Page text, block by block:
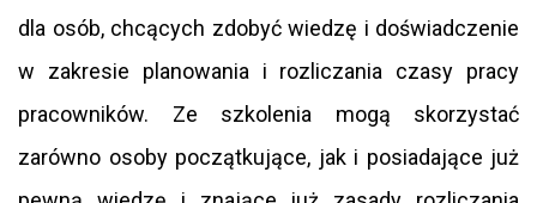
dla osób, chcących zdobyć wiedzę i doświadczenie
w zakresie planowania i rozliczania czasy pracy
pracowników. Ze szkolenia mogą skorzystać
zarówno osoby początkujące, jak i posiadające już